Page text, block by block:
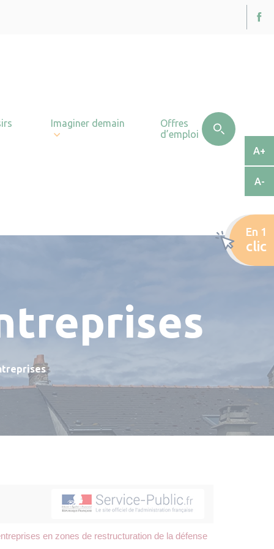
Imaginer demain
Offres
d’emploi
en zones de restructuration de la défense
A+
A-
En 1
clic